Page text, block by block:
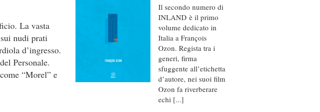
La vasta
nudi prati
d’ingresso.
Personale.
“Morel” e
Il secondo numero di
INLAND è il primo
volume dedicato in
Italia a François
Ozon. Regista tra i
generi, firma
sfuggente all’etichetta
d’autore, nei suoi film
Ozon fa riverberare
echi [...]